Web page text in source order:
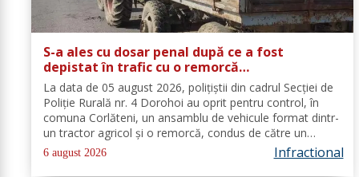
S-a ales cu dosar penal după ce a fost
depistat în trafic cu o remorcă
neînmatriculată
La data de 05 august 2026, polițiștii din cadrul Secției de
Poliție Rurală nr. 4 Dorohoi au oprit pentru control, în
comuna Corlăteni, un ansamblu de vehicule format dintr-
un tractor agricol și o remorcă, condus de către un
bărbat, de 58 de ani, din comuna Corlăteni. În urma
verificărilor efectuate...
6 august 2026 Infractional